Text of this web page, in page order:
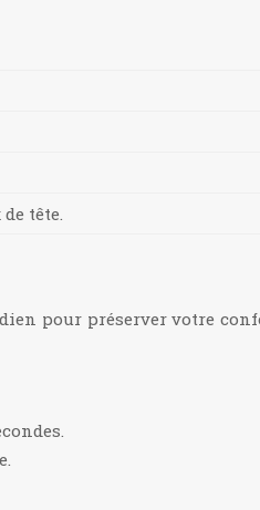
tête.
pour préserver votre